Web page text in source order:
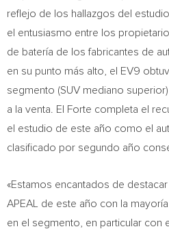
reflejo de los hallazgos del
el entusiasmo entre los
de batería de los fabricantes de
en su punto más alto, el EV9
segmento (SUV mediano
a la venta. El Forte completa el
el estudio de este año como el
clasificado por segundo año
«Estamos encantados de
APEAL de este año con la
en el segmento, en particular con